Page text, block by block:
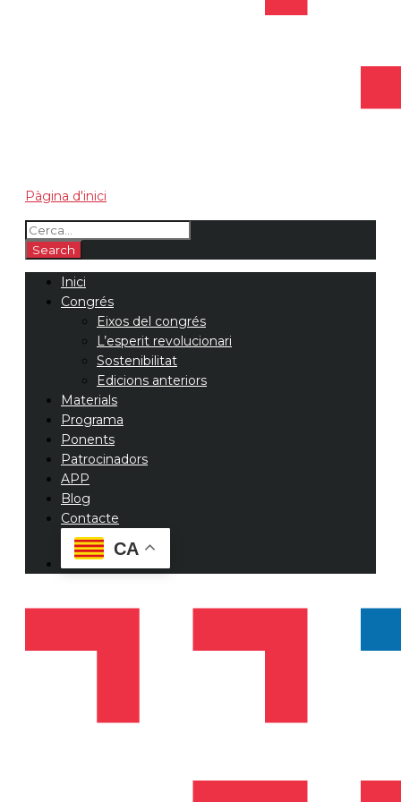
Pàgina d'inici
Inici
Congrés
Eixos del congrés
L’esperit revolucionari
Sostenibilitat
Edicions anteriors
Materials
Programa
Ponents
Patrocinadors
APP
Blog
Contacte
CA